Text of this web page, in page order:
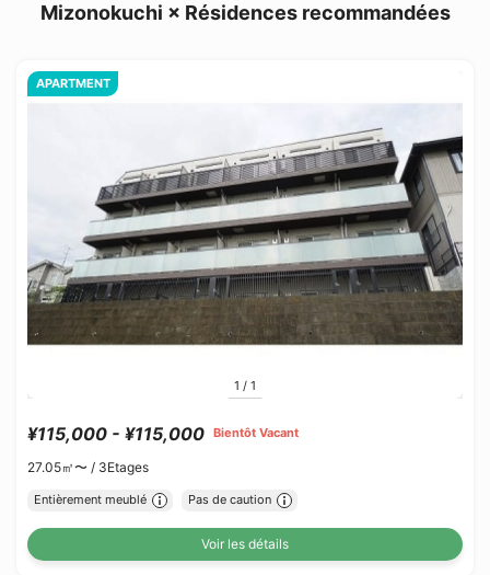
Mizonokuchi × Résidences recommandées
1 / 1
APARTMENT
¥115,000 - ¥115,000 Bientôt Vacant
27.05㎡〜 / 3Etages
Entièrement meublé Pas de caution
Voir les détails